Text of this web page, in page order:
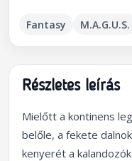
Fantasy M.A.G.U.S.
Részletes leírás
Mielőtt a kontinens
belőle, a fekete
kenyerét a